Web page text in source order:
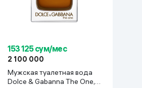
153 125 сум/мес
2 100 000
Мужская туалетная вода
Dolce & Gabanna The One,